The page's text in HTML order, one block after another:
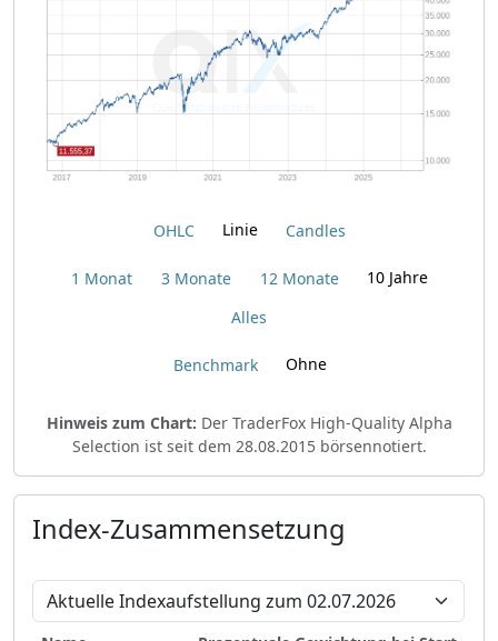
OHLC Linie Candles
1 Monat 3 Monate 12 Monate
10 Jahre
Alles
Benchmark Ohne
Hinweis zum Chart: Der TraderFox High-Quality Alpha
Selection ist seit dem 28.08.2015 börsennotiert.
Index-Zusammensetzung